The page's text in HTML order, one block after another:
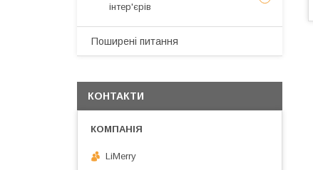
інтер'єрів
Поширені питання
КОНТАКТИ
LiMerry